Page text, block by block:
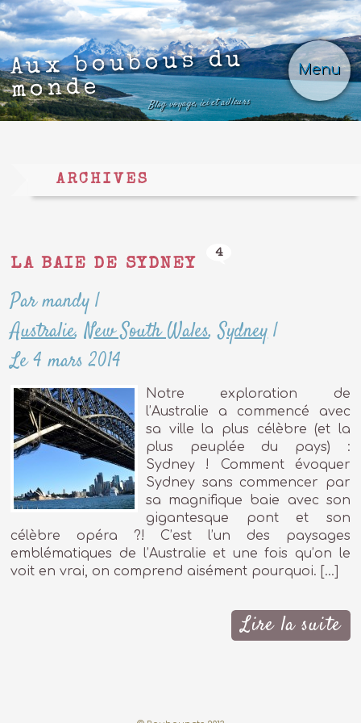
Menu
Aux boubous du
monde
Blog voyage, ici et ailleurs
ARCHIVES
LA BAIE DE SYDNEY
4
Par mandy |
Australie,New South Wales,Sydney|
Le 4 mars 2014
Notre exploration de
l’Australie a commencé avec
sa ville la plus célèbre (et la
plus peuplée du pays) :
Sydney ! Comment évoquer
Sydney sans commencer par
sa magnifique baie avec son
gigantesque pont et son
célèbre opéra ?! C’est l’un des paysages
emblématiques de l’Australie et une fois qu’on le
voit en vrai, on comprend aisément pourquoi. […]
Lire la suite